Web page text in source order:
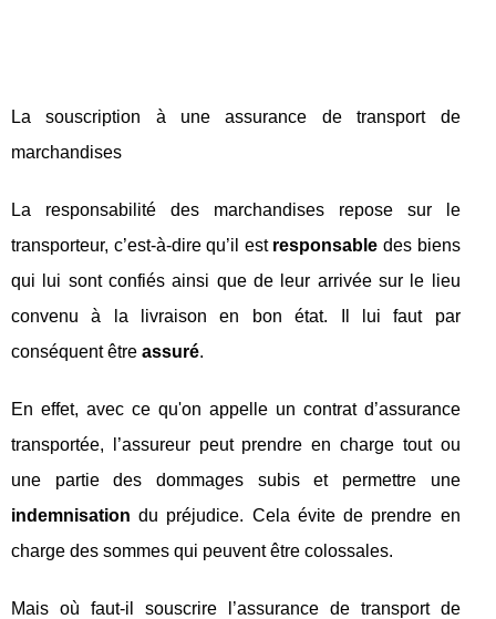
La souscription à une assurance de transport de
marchandises
La responsabilité des marchandises repose sur le
transporteur, c’est-à-dire qu’il est responsable des biens
qui lui sont confiés ainsi que de leur arrivée sur le lieu
convenu à la livraison en bon état. Il lui faut par
conséquent être assuré.
En effet, avec ce qu'on appelle un contrat d’assurance
transportée, l’assureur peut prendre en charge tout ou
une partie des dommages subis et permettre une
indemnisation du préjudice. Cela évite de prendre en
charge des sommes qui peuvent être colossales.
Mais où faut-il souscrire l’assurance de transport de